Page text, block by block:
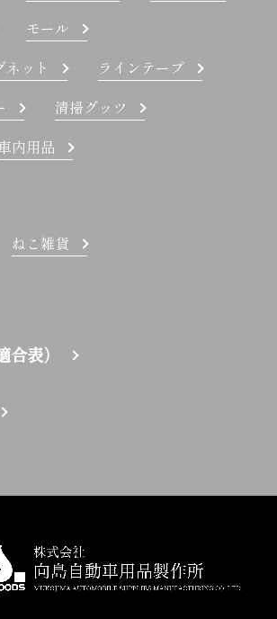
モール
ット
ラインテープ
清掃グッツ
内用品
ねこ雑貨
表）